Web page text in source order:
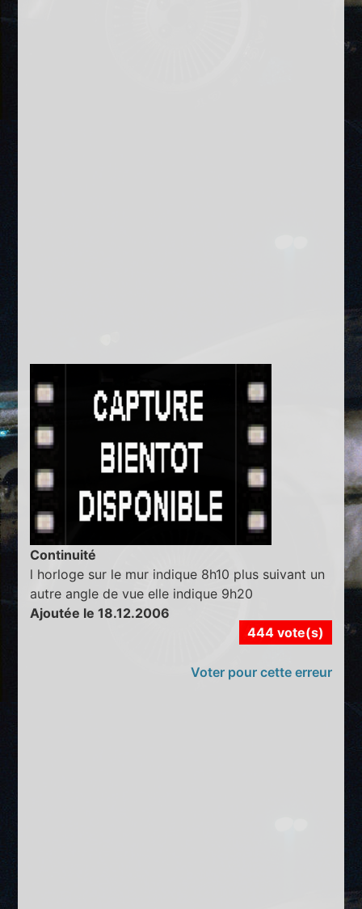
Continuité
l horloge sur le mur indique 8h10 plus suivant un
autre angle de vue elle indique 9h20
Ajoutée le 18.12.2006
444 vote(s)
Voter pour cette erreur